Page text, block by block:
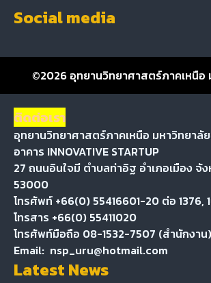
Social media
©2026 อุทยานวิทยาศาสตร์ภาคเหนื
ติดต่อเรา
อุทยานวิทยาศาสตร์ภาคเหนือ มหาวิทยา
อาคาร INNOVATIVE STARTUP
27 ถนนอินใจมี ตำบลท่าอิฐ อำเภอเมือง
53000
โทรศัพท์ +66(0) 55416601-20 ต่อ 1376,
โทรสาร +66(0) 55411020
โทรศัพท์มือถือ 08-1532-7507 (สำนักงาน)
Email: nsp_uru@hotmail.com
Latest News